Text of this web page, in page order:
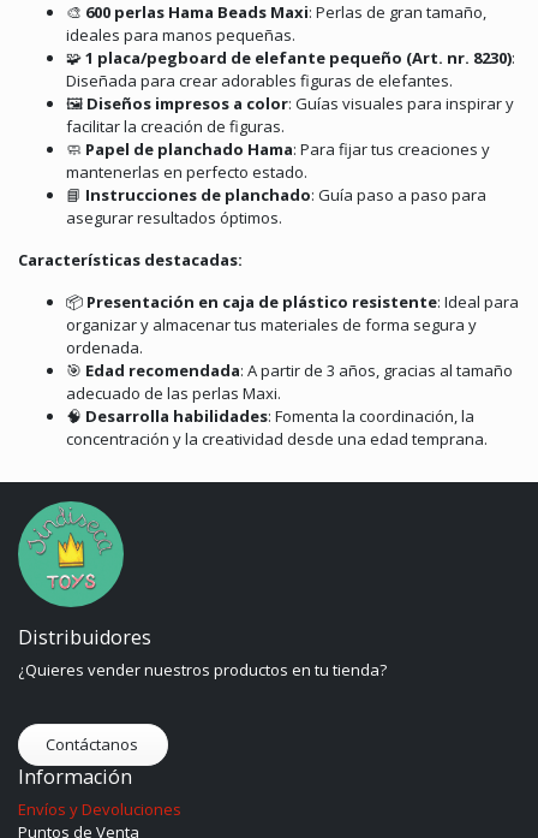
🎨 600 perlas Hama Beads Maxi: Perlas de gran tamaño,
ideales para manos pequeñas.
🧩1 placa/pegboard de elefante pequeño (Art. nr. 8230):
Diseñada para crear adorables figuras de elefantes.
🖼️ Diseños impresos a color: Guías visuales para inspirar y
facilitar la creación de figuras.
🧼 Papel de planchado Hama: Para fijar tus creaciones y
mantenerlas en perfecto estado.
📘 Instrucciones de planchado: Guía paso a paso para
asegurar resultados óptimos.
Características destacadas:
📦 Presentación en caja de plástico resistente: Ideal para
organizar y almacenar tus materiales de forma segura y
ordenada.
🎯 Edad recomendada: A partir de 3 años, gracias al tamaño
adecuado de las perlas Maxi.
🧠 Desarrolla habilidades: Fomenta la coordinación, la
concentración y la creatividad desde una edad temprana.
Distribuidores
¿Quieres vender nuestros productos en tu tienda?
Contáctanos
Información
Envíos y Devoluciones
Puntos de Venta